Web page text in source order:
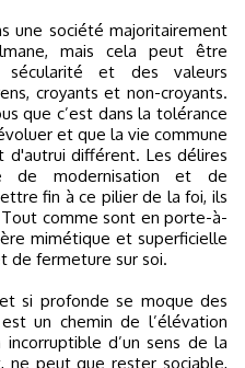
une société majoritairement
mais cela peut être
et des valeurs
croyants et non-croyants.
que c’est dans la tolérance
et que la vie commune
différent. Les délires
de modernisation et de
fin à ce pilier de la foi, ils
comme sont en porte-à-
mimétique et superficielle
de fermeture sur soi.
si profonde se moque des
un chemin de l’élévation
d’un sens de la
ne peut que rester sociable,